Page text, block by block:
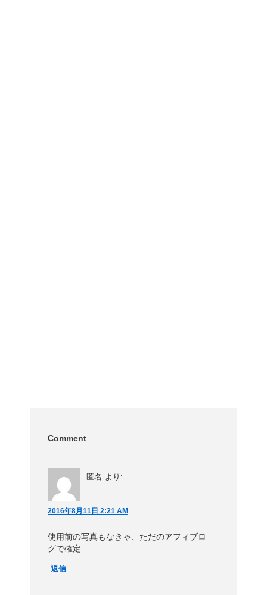
Comment
匿名 より:
2016年8月11日 2:21 AM
使用前の写真もなきゃ、ただのアフィブロ
グで確定
返信